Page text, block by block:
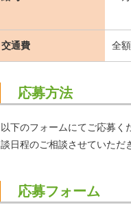
交通費 全
応募方法
以下のフォームにてご応募く
談日程のご相談させていただ
応募フォーム